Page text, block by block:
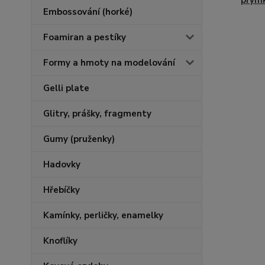
Embossování (horké)
Foamiran a pestíky
Formy a hmoty na modelování
Gelli plate
Glitry, prášky, fragmenty
Gumy (pruženky)
Hadovky
Hřebíčky
Kamínky, perličky, enamelky
Knoflíky